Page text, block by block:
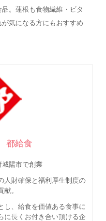
。蓮根も食物繊維・ビタ
気になる方にもおすすめ
都給食
陽市で創業
人財確保と福利厚生制度の
献。
し、給食を価値ある食事に
に長くお付き合い頂ける企